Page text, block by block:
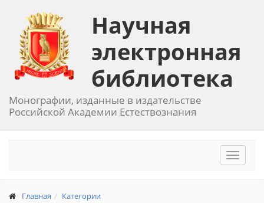
Научная
электронная
библиотека
Монографии, изданные в издательстве
Российской Академии Естествознания
Toggle
Главная Категории